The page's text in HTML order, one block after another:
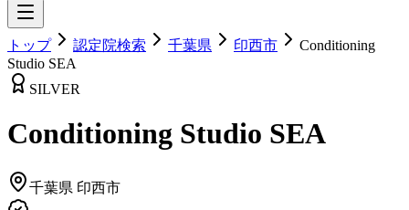
トップ 認定院検索 千葉県 印西市
Conditioning
Studio SEA
SILVER
Conditioning Studio SEA
千葉県 印西市